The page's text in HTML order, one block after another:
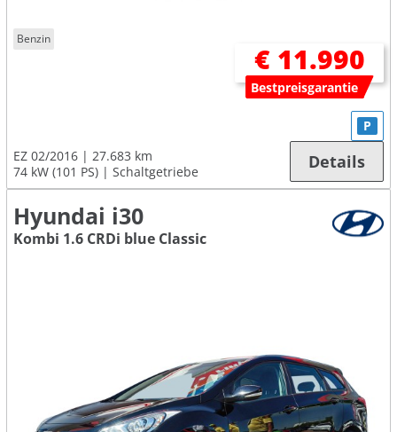
Benzin
€ 11.990
Bestpreisgarantie
EZ 02/2016
27.683 km
74 kW (101 PS)
Schaltgetriebe
P
Details
Hyundai i30
Kombi 1.6 CRDi blue Classic